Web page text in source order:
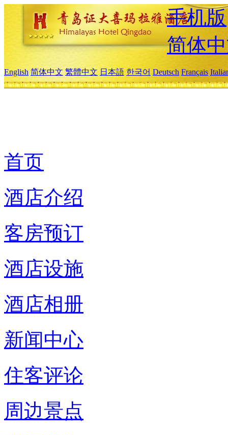
手机版
简体
English 简体中文 繁體中文 日本語 한국어 Deutsch Français
首页
酒店介绍
客房预订
酒店设施
酒店相册
新闻中心
住客评论
周边景点